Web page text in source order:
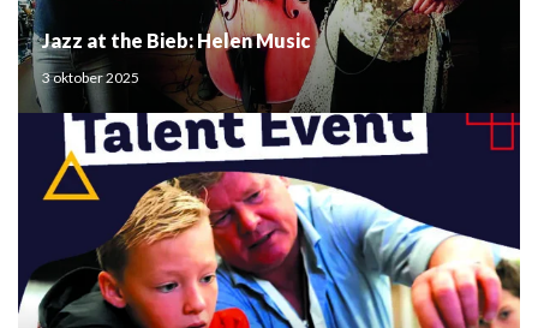
Jazz at the Bieb: Helen Music
3 oktober 2025